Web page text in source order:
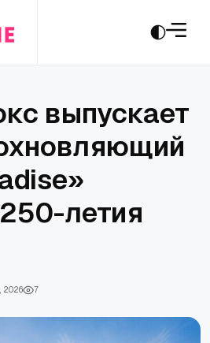
выпускает
летия
2026 7